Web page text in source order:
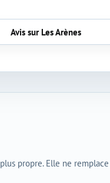
Avis sur Les Arènes
propre. Elle ne remplace